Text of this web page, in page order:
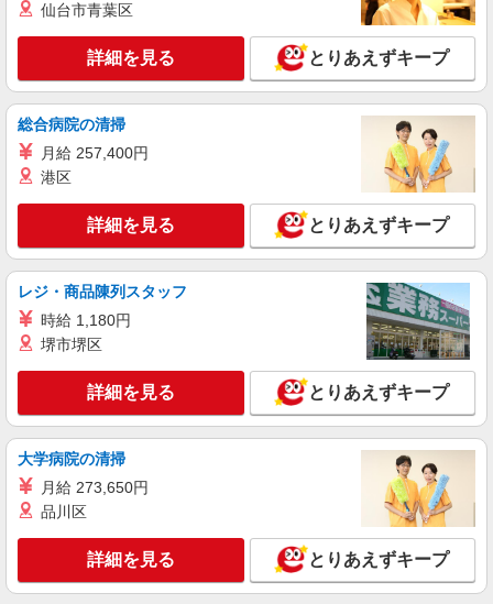
仙台市青葉区
詳細を見る とりあえずキープ
総合病院の清掃
月給 257,400円
港区
詳細を見る とりあえずキープ
レジ・商品陳列スタッフ
時給 1,180円
堺市堺区
詳細を見る とりあえずキープ
大学病院の清掃
月給 273,650円
品川区
詳細を見る とりあえずキープ